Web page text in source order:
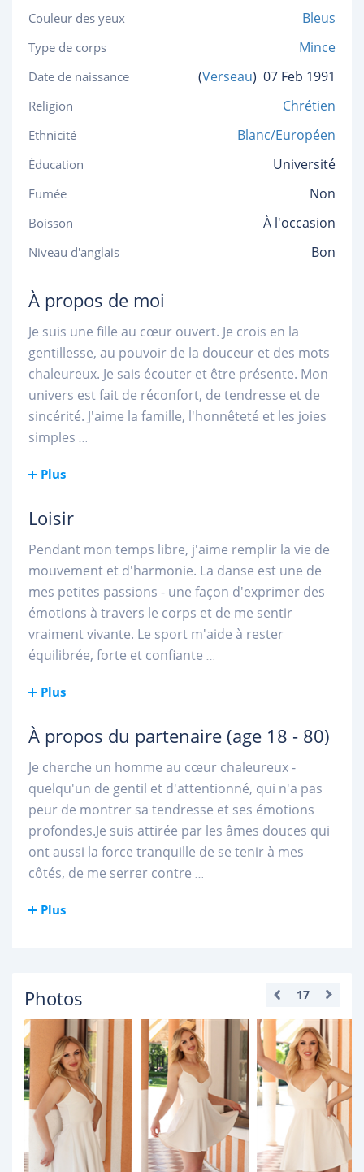
Couleur des yeux Bleus
Type de corps Mince
Date de naissance (Verseau) 07 Feb 1991
Religion Chrétien
Ethnicité Blanc/Européen
Éducation Université
Fumée Non
Boisson À l'occasion
Niveau d'anglais Bon
À propos de moi
Je suis une fille au cœur ouvert. Je crois en la
gentillesse, au pouvoir de la douceur et des mots
chaleureux. Je sais écouter et être présente. Mon
univers est fait de réconfort, de tendresse et de
sincérité. J'aime la famille, l'honnêteté et les joies
simples ...
Plus
Loisir
Pendant mon temps libre, j'aime remplir la vie de
mouvement et d'harmonie. La danse est une de
mes petites passions - une façon d'exprimer des
émotions à travers le corps et de me sentir
vraiment vivante. Le sport m'aide à rester
équilibrée, forte et confiante ...
Plus
À propos du partenaire (age 18 - 80)
Je cherche un homme au cœur chaleureux -
quelqu'un de gentil et d'attentionné, qui n'a pas
peur de montrer sa tendresse et ses émotions
profondes.Je suis attirée par les âmes douces qui
ont aussi la force tranquille de se tenir à mes
côtés, de me serrer contre ...
Plus
Photos 17